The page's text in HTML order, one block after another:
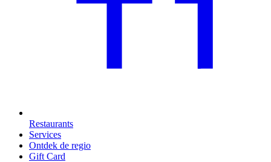
Restaurants
Services
Ontdek de regio
Gift Card